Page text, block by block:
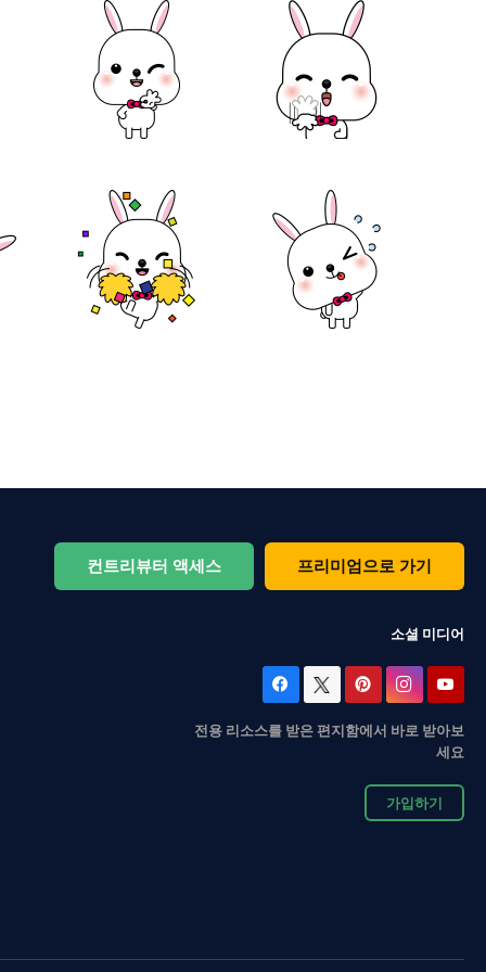
컨트리뷰터 액세스 프리미엄으로 가기
소셜 미디어
전용 리소스를 받은 편지함에서 바로 받아보
세요
가입하기